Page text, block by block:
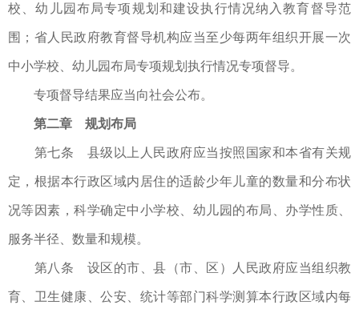
校、幼儿园布局专项规划和建设执行情况纳入教育督导范
围；省人民政府教育督导机构应当至少每两年组织开展一次
中小学校、幼儿园布局专项规划执行情况专项督导。
专项督导结果应当向社会公布。
第二章 规划布局
第七条 县级以上人民政府应当按照国家和本省有关规
定，根据本行政区域内居住的适龄少年儿童的数量和分布状
况等因素，科学确定中小学校、幼儿园的布局、办学性质、
服务半径、数量和规模。
第八条 设区的市、县（市、区）人民政府应当组织教
育、卫生健康、公安、统计等部门科学测算本行政区域内每